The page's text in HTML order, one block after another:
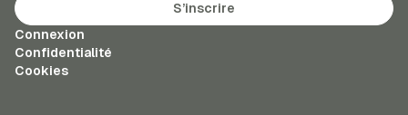
S’inscrire
Connexion
Confidentialité
Cookies